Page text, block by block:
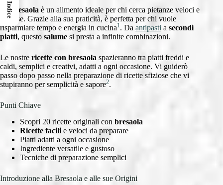
Labresaola è un alimento ideale per chi cerca pietanze veloci e
gustose. Grazie alla sua praticità, è perfetta per chi vuole
risparmiare tempo e energia in cucina1. Da antipasti a secondi
piatti, questo salume si presta a infinite combinazioni.
Le nostre ricette con bresaola spazieranno tra piatti freddi e
caldi, semplici e creativi, adatti a ogni occasione. Vi guiderò
passo dopo passo nella preparazione di ricette sfiziose che vi
stupiranno per semplicità e sapore2.
Punti Chiave
Scopri 20 ricette originali con bresaola
Ricette facili e veloci da preparare
Piatti adatti a ogni occasione
Ingrediente versatile e gustoso
Tecniche di preparazione semplici
Introduzione alla Bresaola e alle sue Origini
Indice